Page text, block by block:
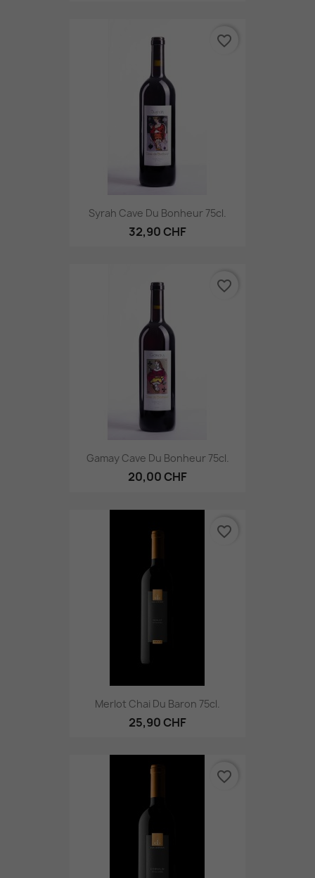
Syrah Cave Du Bonheur 75cl.
32,90 CHF
favorite_border
Gamay Cave Du Bonheur 75cl.
20,00 CHF
favorite_border
Merlot Chai Du Baron 75cl.
25,90 CHF
favorite_border
favorite_border